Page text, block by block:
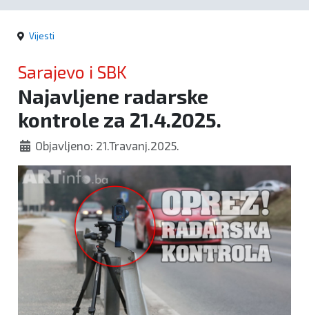
Vijesti
Sarajevo i SBK
Najavljene radarske
kontrole za 21.4.2025.
Objavljeno: 21.Travanj.2025.